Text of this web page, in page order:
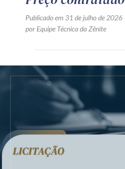
Publicado em 31 de julho de 2026
por Equipe Técnica da Zênite